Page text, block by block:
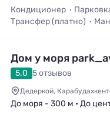
Кондиционер
Трансфер (платно)
Дoм у мopя
5.0 5 отзывов
Дедеркой,
До моря - 300 м • До